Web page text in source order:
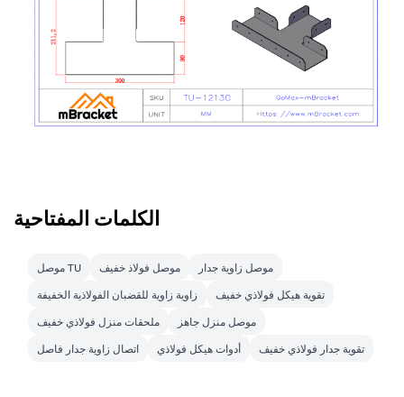
الكلمات المفتاحية
موصل TU موصل فولاذ خفيف
موصل زاوية جدار
زاوية زاوية للقضبان الفولاذية الخفيفة
تقوية هيكل فولاذي خفيف
ملحقات منزل فولاذي خفيف
موصل منزل جاهز
اتصال زاوية جدار فاصل
أدوات هيكل فولاذي تقوية جدار فولاذي خفيف